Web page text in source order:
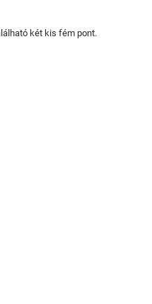
két kis fém pont.